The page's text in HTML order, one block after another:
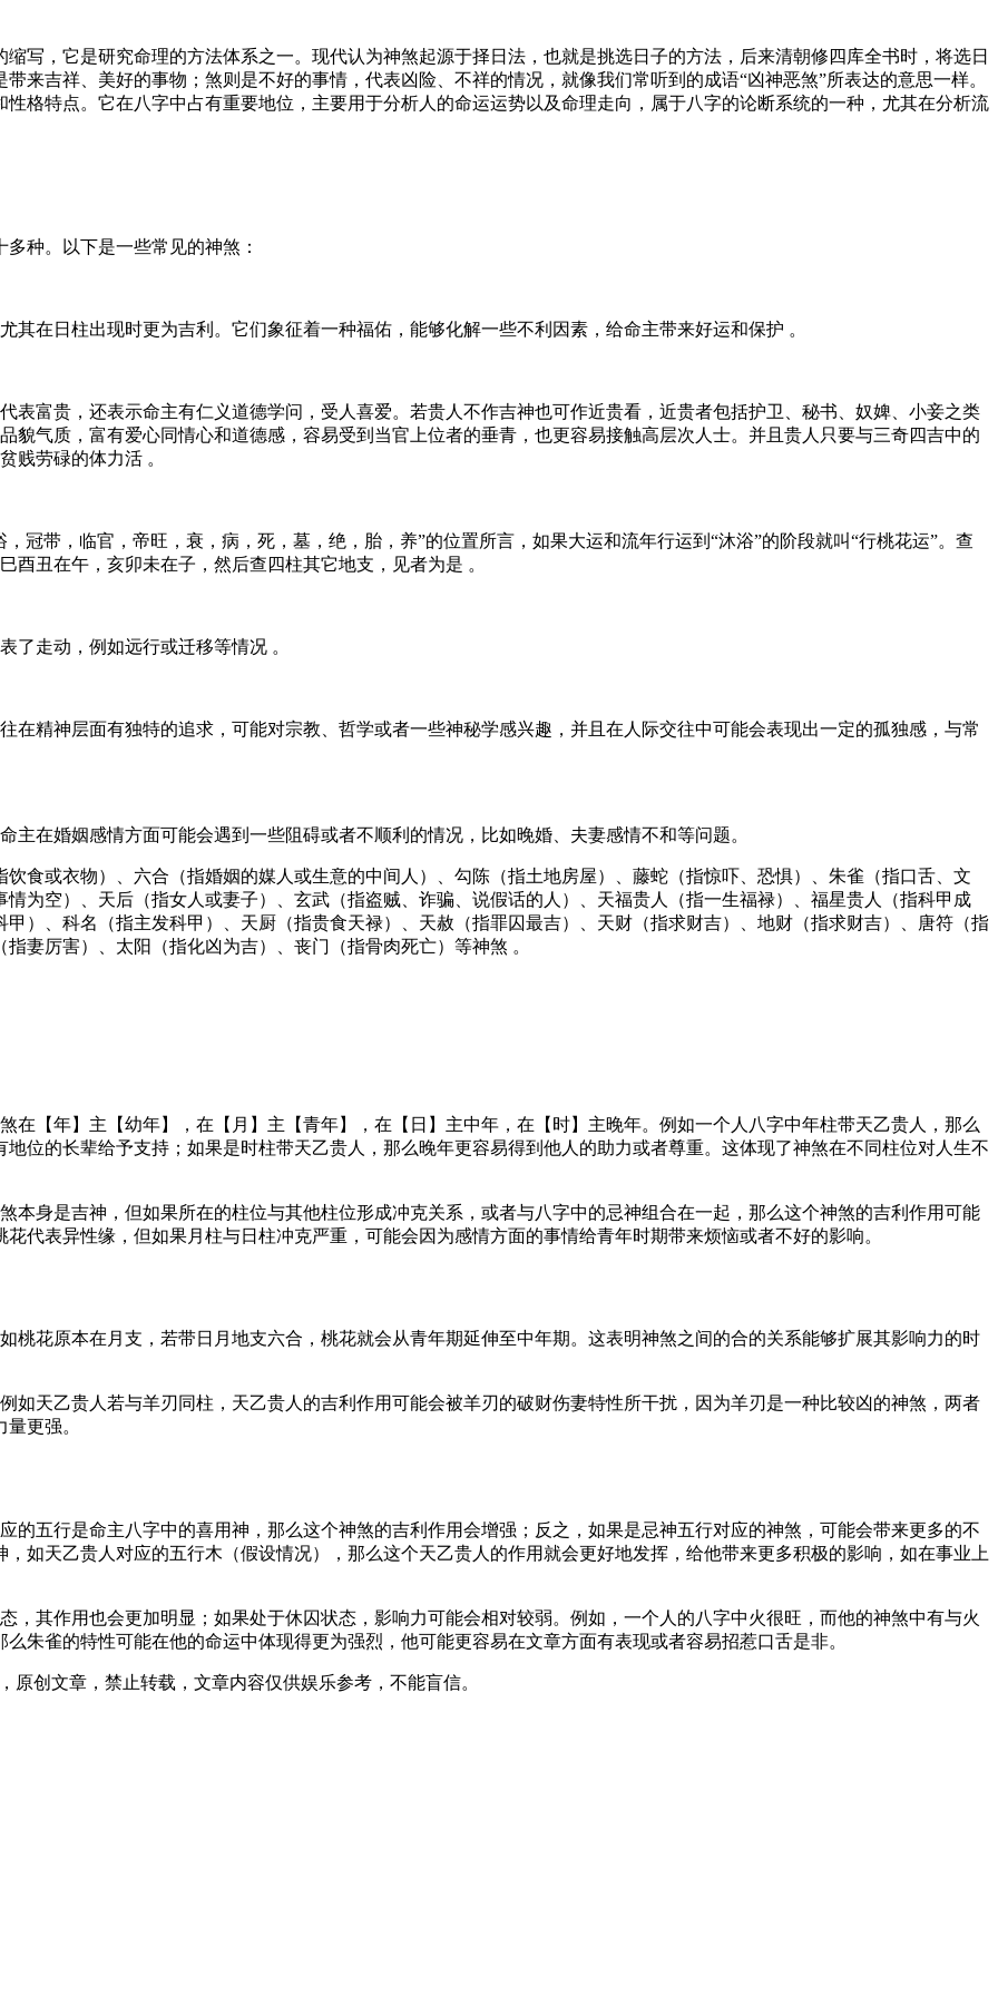
写，它是研究命理的方法体系之一。现代认为神煞起源于择日法，也就是挑选日子的方法，后来清朝修四库全书时，将选日
来吉祥、美好的事物；煞则是不好的事情，代表凶险、不祥的情况，就像我们常听到的成语“凶神恶煞”所表达的意思一样。
格特点。它在八字中占有重要地位，主要用于分析人的命运运势以及命理走向，属于八字的论断系统的一种，尤其在分析流
种。以下是一些常见的神煞：
其在日柱出现时更为吉利。它们象征着一种福佑，能够化解一些不利因素，给命主带来好运和保护 。
表富贵，还表示命主有仁义道德学问，受人喜爱。若贵人不作吉神也可作近贵看，近贵者包括护卫、秘书、奴婢、小妾之类
貌气质，富有爱心同情心和道德感，容易受到当官上位者的垂青，也更容易接触高层次人士。并且贵人只要与三奇四吉中的
贱劳碌的体力活 。
冠带，临官，帝旺，衰，病，死，墓，绝，胎，养”的位置所言，如果大运和流年行运到“沐浴”的阶段就叫“行桃花运”。查
丑在午，亥卯未在子，然后查四柱其它地支，见者为是 。
了走动，例如远行或迁移等情况 。
在精神层面有独特的追求，可能对宗教、哲学或者一些神秘学感兴趣，并且在人际交往中可能会表现出一定的孤独感，与常
主在婚姻感情方面可能会遇到一些阻碍或者不顺利的情况，比如晚婚、夫妻感情不和等问题。
食或衣物）、六合（指婚姻的媒人或生意的中间人）、勾陈（指土地房屋）、藤蛇（指惊吓、恐惧）、朱雀（指口舌、文
为空）、天后（指女人或妻子）、玄武（指盗贼、诈骗、说假话的人）、天福贵人（指一生福禄）、福星贵人（指科甲成
）、科名（指主发科甲）、天厨（指贵食天禄）、天赦（指罪囚最吉）、天财（指求财吉）、地财（指求财吉）、唐符（指
妻厉害）、太阳（指化凶为吉）、丧门（指骨肉死亡）等神煞 。
在【年】主【幼年】，在【月】主【青年】，在【日】主中年，在【时】主晚年。例如一个人八字中年柱带天乙贵人，那么
位的长辈给予支持；如果是时柱带天乙贵人，那么晚年更容易得到他人的助力或者尊重。这体现了神煞在不同柱位对人生不
本身是吉神，但如果所在的柱位与其他柱位形成冲克关系，或者与八字中的忌神组合在一起，那么这个神煞的吉利作用可能
代表异性缘，但如果月柱与日柱冲克严重，可能会因为感情方面的事情给青年时期带来烦恼或者不好的影响。
桃花原本在月支，若带日月地支六合，桃花就会从青年期延伸至中年期。这表明神煞之间的合的关系能够扩展其影响力的时
如天乙贵人若与羊刃同柱，天乙贵人的吉利作用可能会被羊刃的破财伤妻特性所干扰，因为羊刃是一种比较凶的神煞，两者
更强。
的五行是命主八字中的喜用神，那么这个神煞的吉利作用会增强；反之，如果是忌神五行对应的神煞，可能会带来更多的不
如天乙贵人对应的五行木（假设情况），那么这个天乙贵人的作用就会更好地发挥，给他带来更多积极的影响，如在事业上
，其作用也会更加明显；如果处于休囚状态，影响力可能会相对较弱。例如，一个人的八字中火很旺，而他的神煞中有与火
朱雀的特性可能在他的命运中体现得更为强烈，他可能更容易在文章方面有表现或者容易招惹口舌是非。
原创文章，禁止转载，文章内容仅供娱乐参考，不能盲信。